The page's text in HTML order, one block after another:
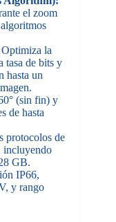
el zoom
Optimiza la
tasa de bits y
hasta un
(sin fin) y
de hasta
protocolos de
incluyendo
GB.
IP66,
y rango